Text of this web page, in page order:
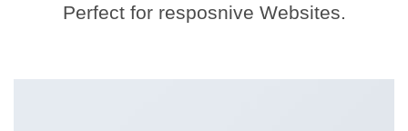
Perfect for resposnive Websites.